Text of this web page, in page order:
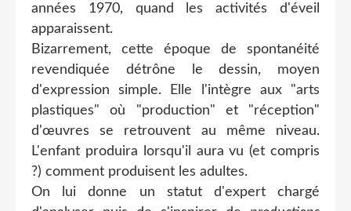
années 1970, quand les activités d'éveil
apparaissent.
Bizarrement, cette époque de spontanéité
revendiquée détrône le dessin, moyen
d'expression simple. Elle l'intègre aux "arts
plastiques" où "production" et "réception"
d'œuvres se retrouvent au même niveau.
L'enfant produira lorsqu'il aura vu (et compris
?) comment produisent les adultes.
On lui donne un statut d'expert chargé